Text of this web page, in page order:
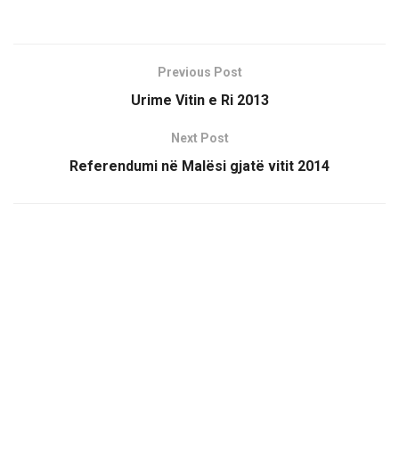
Previous Post
Urime Vitin e Ri 2013
Next Post
Referendumi në Malësi gjatë vitit 2014